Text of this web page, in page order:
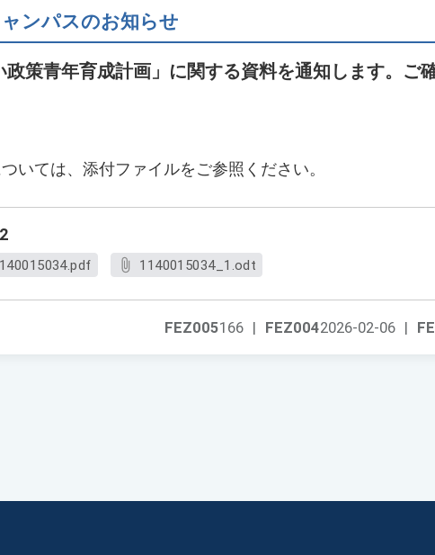
ンパスのお知らせ
政策青年育成計画」に関する資料を通知します。ご
いては、添付ファイルをご参照ください。
1140015034_1.odt
FEZ0042026-02-06 |
FEZ005166 |